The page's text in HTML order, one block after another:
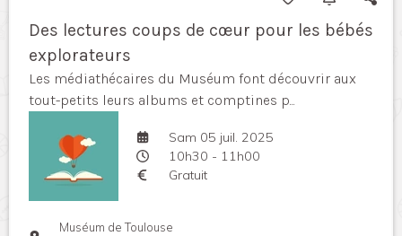
Des lectures coups de cœur pour les bébés
explorateurs
Les médiathécaires du Muséum font découvrir aux
tout-petits leurs albums et comptines p...
Sam 05 juil. 2025
10h30 - 11h00
Gratuit
Muséum de Toulouse